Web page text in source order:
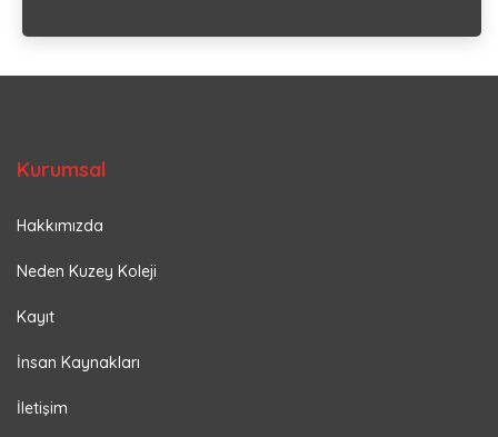
Kurumsal
Hakkımızda
Neden Kuzey Koleji
Kayıt
İnsan Kaynakları
İletişim